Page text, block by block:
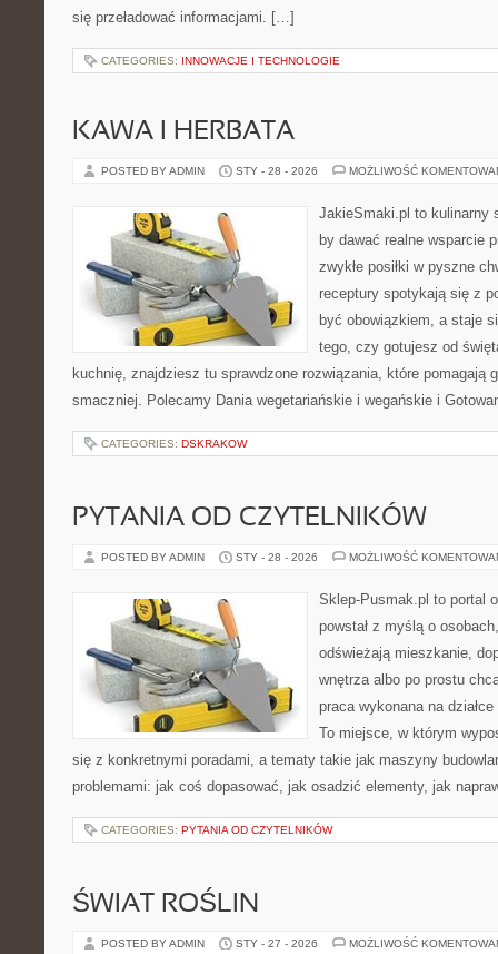
się przeładować informacjami. […]
CATEGORIES: INNOWACJE I TECHNOLOGIE
KAWA I HERBATA
POSTED BY ADMIN STY - 28 - 2026 MOŻLIWOŚĆ
JakieSmaki.pl to kulinarny
by dawać realne wsparcie
zwykłe posiłki w pyszne
receptury spotykają się z
być obowiązkiem, a staje
tego, czy gotujesz od
kuchnię, znajdziesz tu sprawdzone rozwiązania, które pomagają
smaczniej. Polecamy Dania wegetariańskie i wegańskie i
CATEGORIES: DSKRAKOW
PYTANIA OD CZYTELNIKÓW
POSTED BY ADMIN STY - 28 - 2026 MOŻLIWOŚĆ
Sklep-Pusmak.pl to portal
powstał z myślą o
odświeżają mieszkanie,
wnętrza albo po prostu
praca wykonana na
To miejsce, w którym
się z konkretnymi poradami, a tematy takie jak maszyny
problemami: jak coś dopasować, jak osadzić elementy, jak
CATEGORIES: PYTANIA OD CZYTELNIKÓW
ŚWIAT ROŚLIN
POSTED BY ADMIN STY - 27 - 2026 MOŻLIWOŚĆ